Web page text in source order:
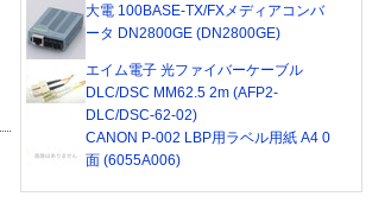
大電 100BASE-TX/FXメディアコンバ
ータ DN2800GE (DN2800GE)
エイム電子 光ファイバーケーブル
DLC/DSC MM62.5 2m (AFP2-
DLC/DSC-62-02)
CANON P-002 LBP用ラベル用紙 A4 0
面 (6055A006)